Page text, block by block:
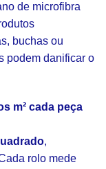
de microfibra
buchas ou
podem danificar o
m² cada peça
,
rolo mede